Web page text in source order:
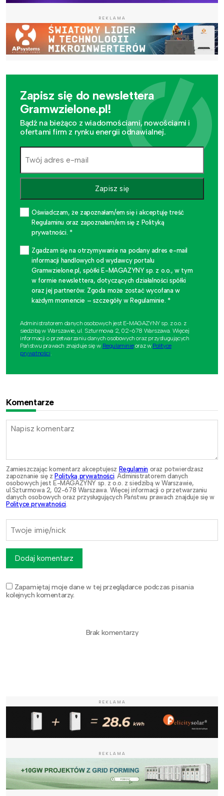
REKLAMA
Zapisz się do newslettera
Gramwzielone.pl!
Bądź na bieżąco z wiadomościami, nowościami i
ofertami firm z rynku energii odnawialnej.
Zapisz się
Oświadczam, że zapoznałam/em się i akceptuję treść
Regulaminu oraz zapoznałam/em się z Polityką
prywatności. *
Zgadzam się na otrzymywanie na podany adres e-mail
informacji handlowych od wydawcy portalu
Gramwzielone.pl, spółki E-MAGAZYNY sp. z o.o., w tym
w formie newslettera, dotyczących działalności spółki
oraz jej partnerów. Zgoda może zostać wycofana w
każdym momencie – szczegóły w Regulaminie. *
Administratorem danych osobowych jest E-MAGAZYNY sp. z o.o. z
siedzibą w Warszawie, ul. Szturmowa 2, 02-678 Warszawa. Więcej
informacji o przetwarzaniu danych osobowych oraz przysługujących
Państwu prawach znajduje się w Regulaminieoraz w Polityce
prywatności
Komentarze
Zamieszczając komentarz akceptujesz Regulamin oraz potwierdzasz
zapoznanie się z Polityką prywatności. Administratorem danych
osobowych jest E-MAGAZYNY sp. z o.o. z siedzibą w Warszawie,
ul.Szturmowa 2, 02-678 Warszawa. Więcej informacji o przetwarzaniu
danych osobowych oraz przysługujących Państwu prawach znajduje się w
Polityce prywatności.
Zapamiętaj moje dane w tej przeglądarce podczas pisania
kolejnych komentarzy.
Dodaj komentarz
Brak komentarzy
REKLAMA
REKLAMA